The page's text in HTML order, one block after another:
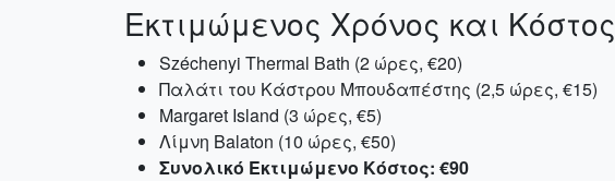
Εκτιμώμενος Χρόνος και Κόστος
Széchenyi Thermal Bath (2 ώρες, €20)
Παλάτι του Κάστρου Μπουδαπέστης (2,5 ώρες, €15)
Margaret Island (3 ώρες, €5)
Λίμνη Balaton (10 ώρες, €50)
Συνολικό Εκτιμώμενο Κόστος: €90